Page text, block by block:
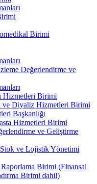
Birimi
Değerlendirme ve
Hizmetleri Birimi
Diyaliz Hizmetleri Birimi
Başkanlığı
Hizmetleri Birimi
ve Geliştirme
ve Lojistik Yönetimi
Birimi (Finansal
Birimi dahil)